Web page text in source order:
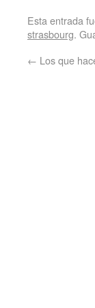
Esta entrada
strasbourg.
← Los que